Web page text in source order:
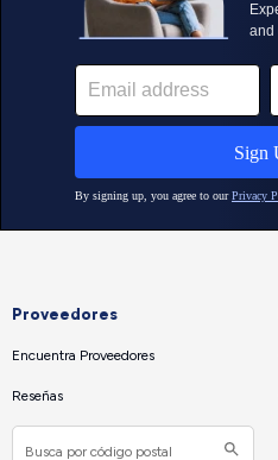
Proveedores
Encuentra Proveedores
Reseñas